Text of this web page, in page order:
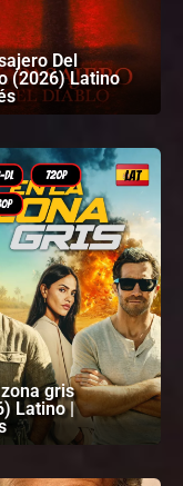
Del
(2026) Latino
gris
Latino |